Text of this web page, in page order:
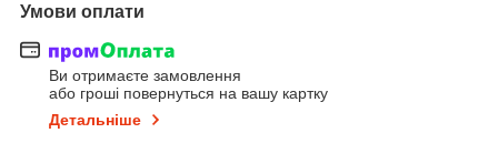
Умови оплати
Ви отримаєте замовлення
або гроші повернуться на вашу картку
Детальніше